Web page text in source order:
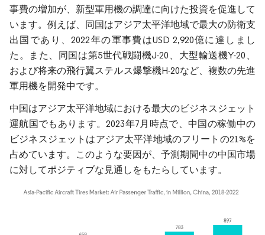
事費の増加が、新型軍用機の調達に向けた投資を促進して
います。例えば、同国はアジア太平洋地域で最大の防衛支
出国であり、2022年の軍事費はUSD 2,920億に達しまし
た。また、同国は第5世代戦闘機J-20、大型輸送機Y-20、
および将来の飛行翼ステルス爆撃機H-20など、複数の先進
軍用機を開発中です。
中国はアジア太平洋地域における最大のビジネスジェット
運航国でもあります。2023年7月時点で、中国の稼働中の
ビジネスジェットはアジア太平洋地域のフリートの21%を
占めています。このような要因が、予測期間中の中国市場
に対してポジティブな見通しをもたらしています。